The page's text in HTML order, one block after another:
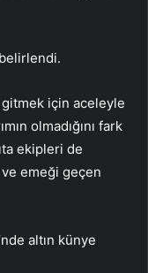
gitmek için aceleyle
olmadığını fark
ekipleri de
emeği geçen
altın künye